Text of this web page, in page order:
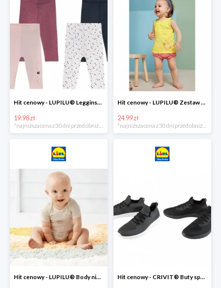
Hit cenowy - LUPILU® Legginsy niemowlęce z biobawełną, 2 pary
19.98 zł
Hit cenowy - LUPILU® Zestaw dziecięcy z biobawełny (body + koszulka + spodenki), 1 komplet
24.99 zł
Hit cenowy - LUPILU® Body niemowlęce z biobawełny, z krótkim rękawem, 5 sztuk Hit cenowy - CRIVIT® Buty sportowe chłopięce WellWalk, 1 para